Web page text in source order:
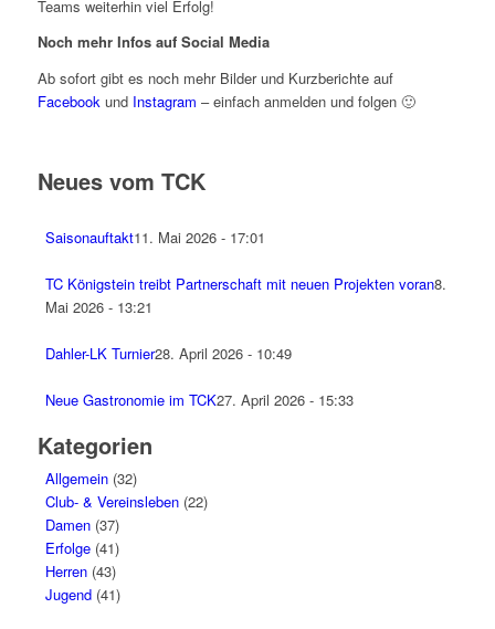
Teams weiterhin viel Erfolg!
Noch mehr Infos auf Social Media
Ab sofort gibt es noch mehr Bilder und Kurzberichte auf
Facebook und Instagram – einfach anmelden und folgen 🙂
Neues vom TCK
Saisonauftakt11. Mai 2026 - 17:01
TC Königstein treibt Partnerschaft mit neuen Projekten voran8.
Mai 2026 - 13:21
Dahler-LK Turnier28. April 2026 - 10:49
Neue Gastronomie im TCK27. April 2026 - 15:33
Kategorien
Allgemein(32)
Club- & Vereinsleben(22)
Damen(37)
Erfolge(41)
Herren(43)
Jugend(41)